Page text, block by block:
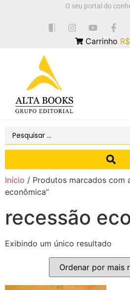
O seu portal do
Carrinho
Início / Produtos marcados com
econômica”
recessão
Exibindo um único resultado